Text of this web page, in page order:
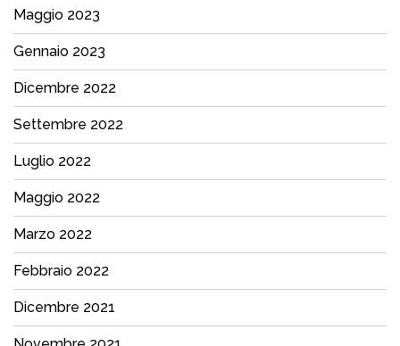
Maggio 2023
Gennaio 2023
Dicembre 2022
Settembre 2022
Luglio 2022
Maggio 2022
Marzo 2022
Febbraio 2022
Dicembre 2021